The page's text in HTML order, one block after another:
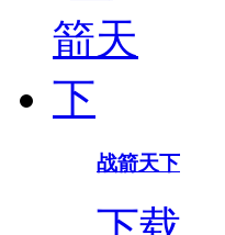
战箭天下